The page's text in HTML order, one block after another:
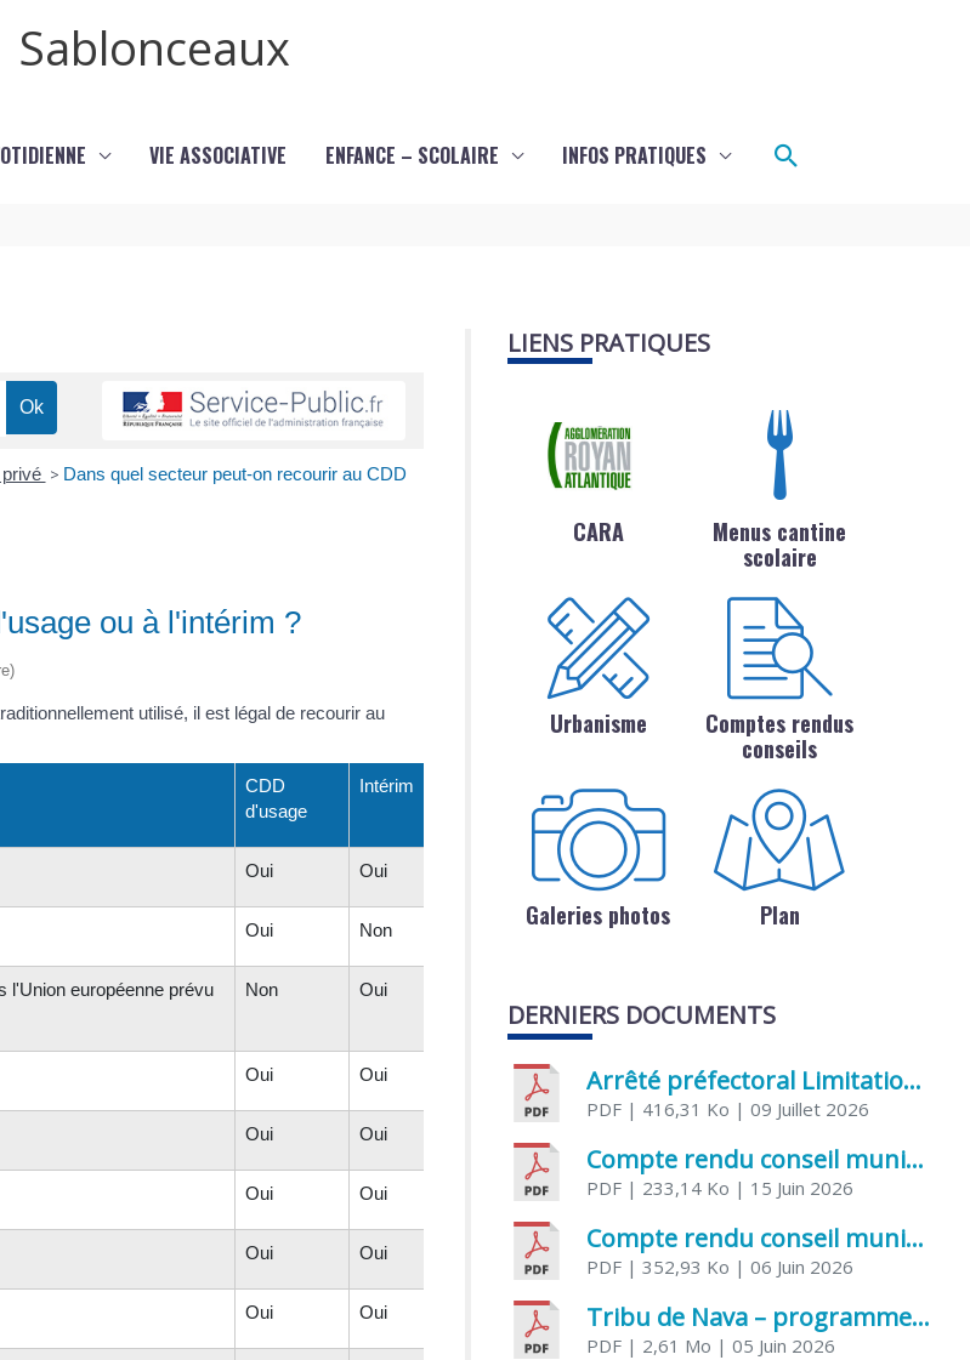
Sablonceaux
VIE ASSOCIATIVE ENFANCE – SCOLAIRE INFOS PRATIQUES Rechercher
> Dans quel secteur peut-on recourir au CDD
ou à l'intérim ?
utilisé, il est légal de recourir au
CDD
d'usage
Intérim
Oui Oui
Oui Non
l'Union européenne prévu
Non Oui
Oui Oui
Oui Oui
Oui Oui
Oui Oui
Oui Oui
LIENS PRATIQUES
CARA
Menus cantine
scolaire
Urbanisme
Comptes rendus
conseils
Galeries photos Plan
DERNIERS DOCUMENTS
Arrêté préfectoral Limitation provisoire des usages de l’eau
PDF | 416,31 Ko | 09 Juillet 2026
Compte rendu conseil municipal 5 juin 2026 sénatoriale
PDF | 233,14 Ko | 15 Juin 2026
Compte rendu conseil municipal – 21 avril 2026
PDF | 352,93 Ko | 06 Juin 2026
Tribu de Nava – programme et inscriptions été 2026
PDF | 2,61 Mo | 05 Juin 2026